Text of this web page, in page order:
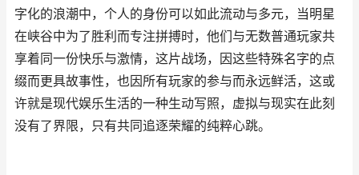
字化的浪潮中，个人的身份可以如此流动与多元，当明星
在峡谷中为了胜利而专注拼搏时，他们与无数普通玩家共
享着同一份快乐与激情，这片战场，因这些特殊名字的点
缀而更具故事性，也因所有玩家的参与而永远鲜活，这或
许就是现代娱乐生活的一种生动写照，虚拟与现实在此刻
没有了界限，只有共同追逐荣耀的纯粹心跳。